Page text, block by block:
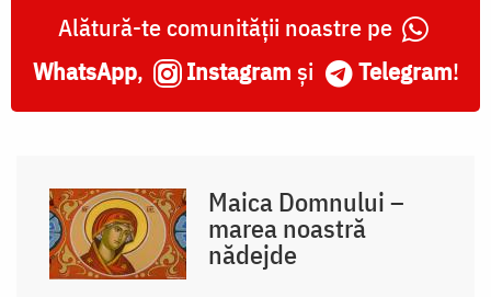
Alătură-te comunității noastre pe
WhatsApp, Instagram și Telegram!
Maica Domnului –
marea noastră
nădejde